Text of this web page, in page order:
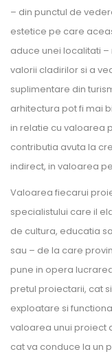
– din punctul de
estetice pe care
aduce unei localitati
valorii cladirilor si a
suplimentare din
arhitectura pot fi mai
in relatie cu valoarea
contributia avuta la
indirect, in valoarea
Valoarea fiecarui
specialistului care il
de cultura, educatia
sau – de la care
pune in opera
pretul proiectarii, cat
exploatare si
valoarea unui proiect
cat va conduce la un